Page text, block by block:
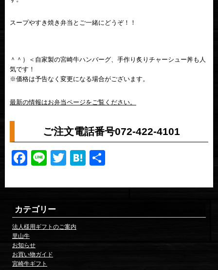
スープやすき焼き弁当とご一緒にどうぞ！！
＾＾）＜自家製の宮崎牛ハンバーグ、手作り炙りチャーシュー丼も人
気です！
※価格は予告なく変更になる場合がございます。
最新の情報はお弁当ページをご覧ください。
ご注文電話番号072-422-4101
Facebook
LineTwitterHatena
カテゴリー
法人様用ギフトのご案内
里山牛
お知らせ
お買い物ガイド
宮崎牛ギフト